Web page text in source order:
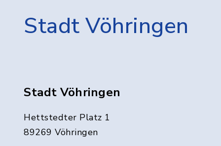
Stadt Vöhringen
Stadt Vöhringen
Hettstedter Platz 1
89269 Vöhringen